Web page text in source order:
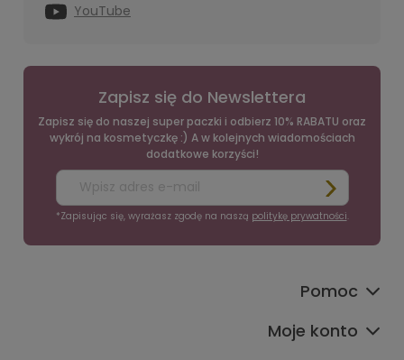
YouTube
Zapisz się do Newslettera
Zapisz się do naszej super paczki i odbierz 10% RABATU oraz
wykrój na kosmetyczkę :) A w kolejnych wiadomościach
dodatkowe korzyści!
*Zapisując się, wyrażasz zgodę na naszą politykę prywatności.
Pomoc
Moje konto